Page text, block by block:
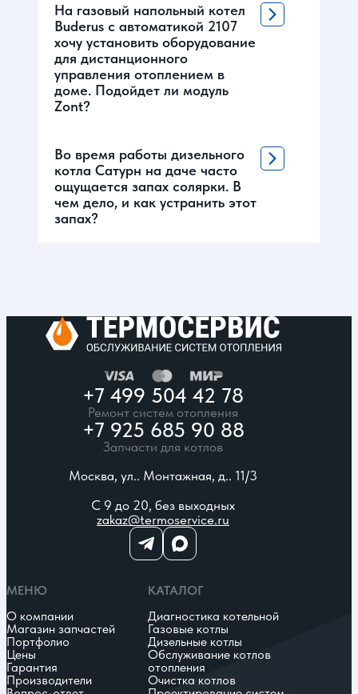
На газовый напольный котел
Buderus с автоматикой 2107
хочу установить оборудование
для дистанционного
управления отоплением в
доме. Подойдет ли модуль
Zont?
Во время работы дизельного
котла Сатурн на даче часто
ощущается запах солярки. В
чем дело, и как устранить этот
запах?
+7 499 504 42 78
Ремонт систем отопления
+7 925 685 90 88
Запчасти для котлов
Москва, ул.. Монтажная, д.. 11/3
С 9 до 20, без выходных
zakaz@termoservice.ru
МЕНЮ
О компании
Магазин запчастей
Портфолио
Цены
Гарантия
Производители
КАТАЛОГ
Диагностика котельной
Газовые котлы
Дизельные котлы
Обслуживание котлов
отопления
Очистка котлов